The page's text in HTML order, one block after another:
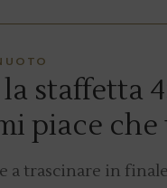
staffetta
piace
a trascinare in